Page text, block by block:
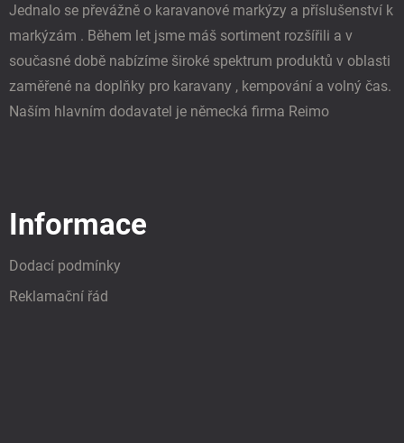
Jednalo se převážně o karavanové markýzy a příslušenství k
markýzám . Během let jsme máš sortiment rozšířili a v
současné době nabízíme široké spektrum produktů v oblasti
zaměřené na doplňky pro karavany , kempování a volný čas.
Naším hlavním dodavatel je německá firma Reimo
Informace
Dodací podmínky
Reklamační řád